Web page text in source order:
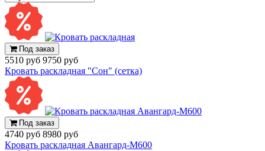
Под заказ
5510 руб 9750 руб
Кровать раскладная "Сон" (сетка)
Под заказ
4740 руб 8980 руб
Кровать раскладная Авангард-М600